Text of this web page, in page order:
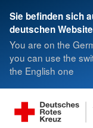
Sie befinden sich
deutschen Website
You are on the
you can use the
the English one